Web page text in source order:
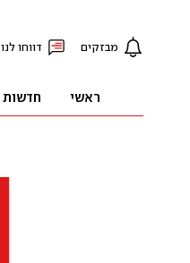
מבזקים דווחו לנו
ראשי חדשות